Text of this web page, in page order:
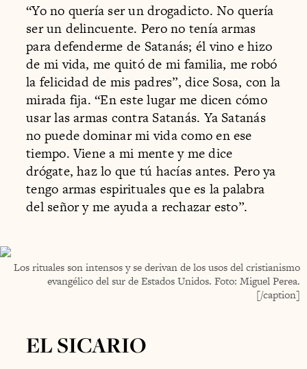
“Yo no quería ser un drogadicto. No quería
ser un delincuente. Pero no tenía armas
para defenderme de Satanás; él vino e hizo
de mi vida, me quitó de mi familia, me robó
la felicidad de mis padres”, dice Sosa, con la
mirada fija. “En este lugar me dicen cómo
usar las armas contra Satanás. Ya Satanás
no puede dominar mi vida como en ese
tiempo. Viene a mi mente y me dice
drógate, haz lo que tú hacías antes. Pero ya
tengo armas espirituales que es la palabra
del señor y me ayuda a rechazar esto”.
Los rituales son intensos y se derivan de los usos del cristianismo
evangélico del sur de Estados Unidos. Foto: Miguel Perea.
[/caption]
EL SICARIO